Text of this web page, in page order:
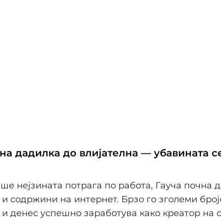
дадилка до влијателна — убавината
нејзината потрага по работа, Гауча почна
содржини на интернет. Брзо го зголеми
денес успешно заработува како креатор на